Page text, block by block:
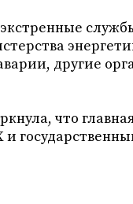
другие
что